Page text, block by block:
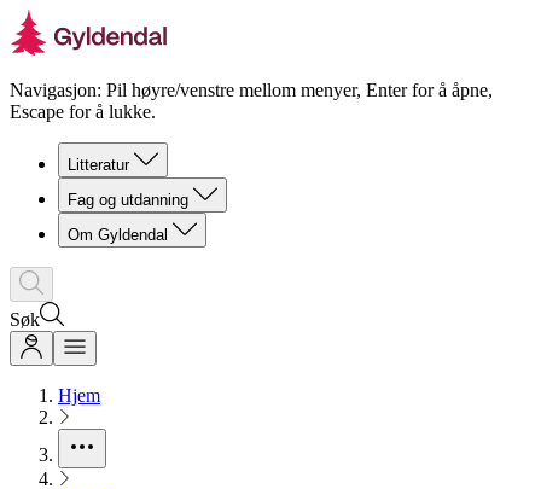
Navigasjon: Pil høyre/venstre mellom menyer, Enter for å åpne,
Escape for å lukke.
Litteratur
Fag og utdanning
Om Gyldendal
Søk
Hjem